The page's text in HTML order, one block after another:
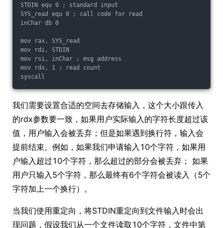
STDIN equ 0 ; standard input
SYS_read equ 0 ; call code for read
inChar db 0
mov rax, SYS_read
mov rdi, STDIN
mov rsi, inChar ; msg address
mov rdx, 1 ; read count
我们需要设置合适的空间去存储输入，这个大小跟传入
的rdx参数要一致，如果用户实际输入的字符长度超过该
值，用户输入会被丢弃；但是如果遇到换行符，输入会
提前结束。例如，如果我们申请输入10个字符，如果用
户输入超过10个字符，那么超过的部分会被丢弃； 如果
用户只输入5个字符，那么最终有6个字符会被读入（5个
字符加上一个换行）。
当我们使用重定向，将STDIN重定向到文件输入时会出
现问题，假设我们从一个文件读取10个字符，文件中第